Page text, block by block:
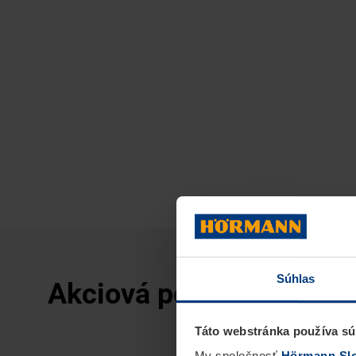
Súhlas
Táto webstránka používa
Akciová ponuka